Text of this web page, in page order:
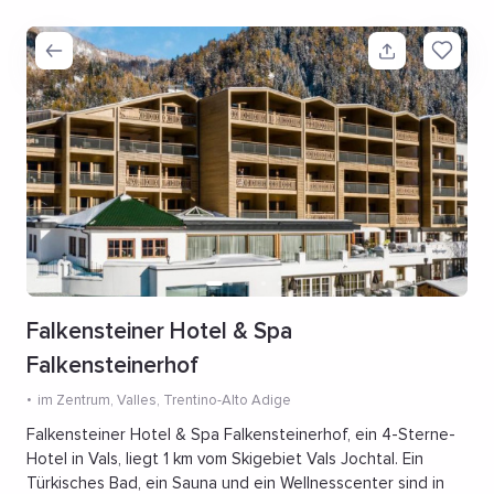
Falkensteiner Hotel & Spa
Falkensteinerhof
im Zentrum, Valles, Trentino-Alto Adige
Falkensteiner Hotel & Spa Falkensteinerhof, ein 4-Sterne-
Hotel in Vals, liegt 1 km vom Skigebiet Vals Jochtal. Ein
Türkisches Bad, ein Sauna und ein Wellnesscenter sind in